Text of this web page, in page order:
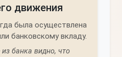
движения
была осуществлена
банковскому вкладу.
банка видно, что